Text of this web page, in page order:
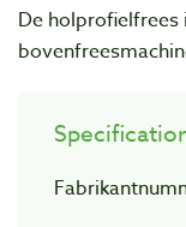
De holprofielfrees